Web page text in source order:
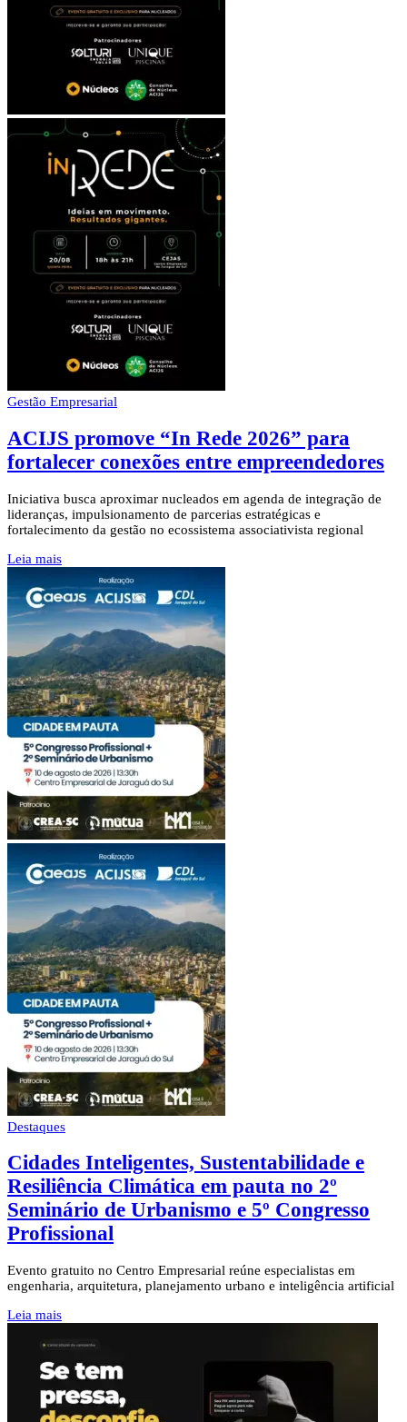
Gestão Empresarial
ACIJS promove “In Rede 2026” para
fortalecer conexões entre empreendedores
Iniciativa busca aproximar nucleados em agenda de integração de
lideranças, impulsionamento de parcerias estratégicas e
fortalecimento da gestão no ecossistema associativista regional
Leia mais
Destaques
Cidades Inteligentes, Sustentabilidade e
Resiliência Climática em pauta no 2º
Seminário de Urbanismo e 5º Congresso
Profissional
Evento gratuito no Centro Empresarial reúne especialistas em
engenharia, arquitetura, planejamento urbano e inteligência artificial
Leia mais